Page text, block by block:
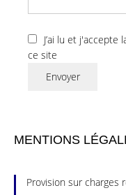
J’ai lu et j'accepte
ce site
Envoyer
MENTIONS
Provision sur charges